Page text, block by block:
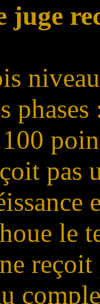
juge
pas
le
reçoit